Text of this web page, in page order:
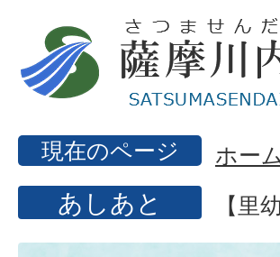
現在のページ ホー
あしあと 【里